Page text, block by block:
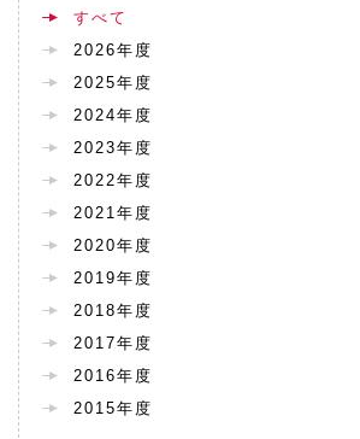
すべて
2026年度
2025年度
2024年度
2023年度
2022年度
2021年度
2020年度
2019年度
2018年度
2017年度
2016年度
2015年度